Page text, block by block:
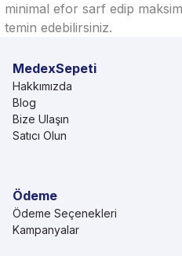
minimal efor sarf edip
temin edebilirsiniz.
MedexSepeti
Hakkımızda
Blog
Bize Ulaşın
Satıcı Olun
Ödeme
Ödeme Seçenekleri
Kampanyalar